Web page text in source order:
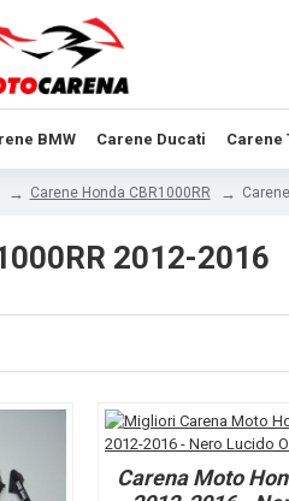
BMW Carene Ducati Carene
Carene Honda CBR1000RR
2012-2016
Carena Moto